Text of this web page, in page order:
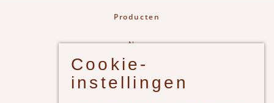
Producten
New
Jongens
Meisjes
Cookie-
instellingen